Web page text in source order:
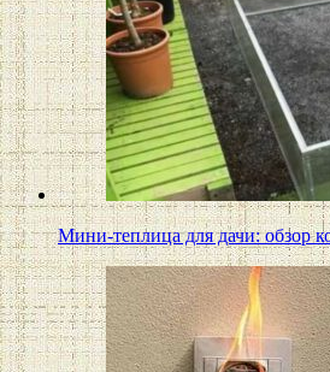
Мини-теплица для дачи: обзор